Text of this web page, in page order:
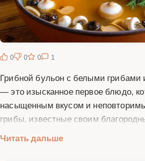
0 0 0 1
Грибной бульон с белыми
— это изысканное первое блюдо,
насыщенным вкусом и
грибы, известные своим
композицию, которая напоминает о
Читать дальше